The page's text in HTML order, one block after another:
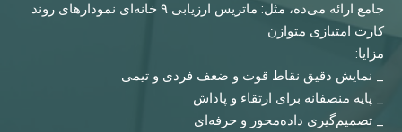
جامع ارائه می‌ده، مثل: ماتریس ارزیابی ۹ خانه‌ای نمودارهای روند
کارت امتیازی متوازن
مزایا:
_ نمایش دقیق نقاط قوت و ضعف فردی و تیمی
_ پایه منصفانه برای ارتقاء و پاداش
_ تصمیم‌گیری داده‌محور و حرفه‌ای